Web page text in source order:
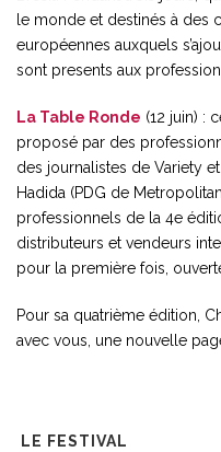
le monde et destinés à des
européennes auxquels
sont presents aux
La Table Ronde (12 juin) :
proposé par des
des journalistes de Variety
Hadida (PDG de
professionnels de la 4e
distributeurs et vendeurs
pour la première fois,
Pour sa quatrième édition,
avec vous, une nouvelle
LE FESTIVAL